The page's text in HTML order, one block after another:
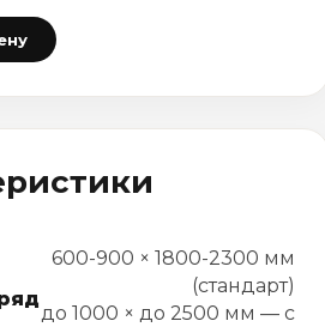
600-900 × 1800-2300 мм
(стандарт)
до 1000 × до 2500 мм — с